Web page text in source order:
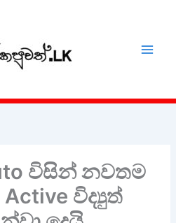
විසින් නවතම
Active විද්‍යුත්